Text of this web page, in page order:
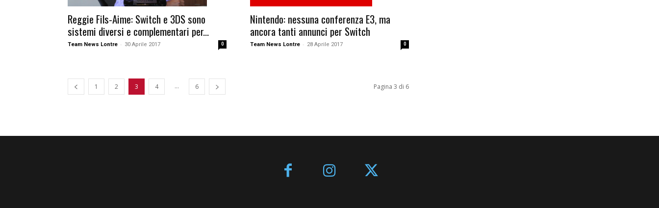
Reggie Fils-Aime: Switch e 3DS sono
sistemi diversi e complementari per...
Team News Lontre - 30 Aprile 2017 0
Nintendo: nessuna conferenza E3, ma
ancora tanti annunci per Switch
Team News Lontre - 28 Aprile 2017 0
1 2 3 4 ... 6 Pagina 3 di 6